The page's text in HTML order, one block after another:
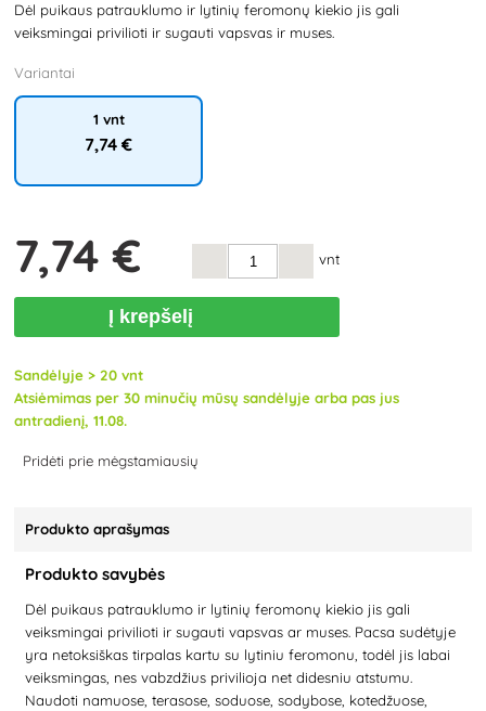
Dėl puikaus patrauklumo ir lytinių feromonų kiekio jis gali
veiksmingai privilioti ir sugauti vapsvas ir muses.
Variantai
1 vnt
7,74 €
7,74 € vnt
Į krepšelį
Sandėlyje > 20 vnt
Atsiėmimas per 30 minučių mūsų sandėlyje arba pas jus
antradienį, 11.08.
Pridėti prie mėgstamiausių
Produkto aprašymas
Produkto savybės
Dėl puikaus patrauklumo ir lytinių feromonų kiekio jis gali
veiksmingai privilioti ir sugauti vapsvas ar muses. Pacsa sudėtyje
yra netoksiškas tirpalas kartu su lytiniu feromonu, todėl jis labai
veiksmingas, nes vabzdžius privilioja net didesniu atstumu.
Naudoti namuose, terasose, soduose, sodybose, kotedžuose,